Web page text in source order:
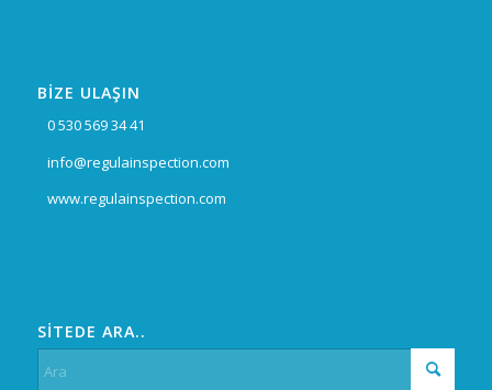
BİZE ULAŞIN
0 530 569 34 41
info@regulainspection.com
www.regulainspection.com
SİTEDE ARA..